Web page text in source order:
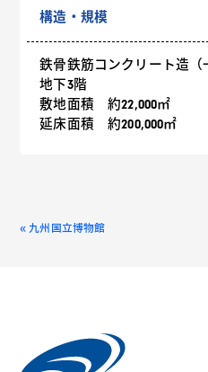
構造・規模
鉄骨鉄筋コンクリート造
地下3階
敷地面積 約22,000㎡
延床面積 約200,000㎡
« 九州国立博物館